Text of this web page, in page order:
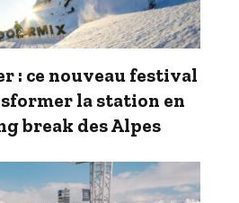
: ce nouveau festival
la station en
break des Alpes